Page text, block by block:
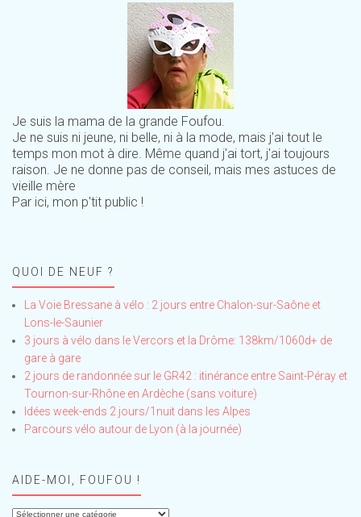
Je suis la mama de la grande Foufou.
Je ne suis ni jeune, ni belle, ni à la mode, mais j'ai tout le
temps mon mot à dire. Même quand j'ai tort, j'ai toujours
raison. Je ne donne pas de conseil, mais mes astuces de
vieille mère
Par ici, mon p'tit public !
QUOI DE NEUF ?
La Voie Bressane à vélo : 2 jours entre Chalon-sur-Saône et
Lons-le-Saunier
3 jours à vélo dans le Vercors et la Drôme: 138km/1060d+ de
gare à gare
2 jours de randonnée sur le GR42 : itinérance entre Saint-Péray et
Tournon-sur-Rhône en Ardèche (sans voiture)
Idées week-ends 2 jours/1nuit dans les Alpes
Parcours vélo autour de Lyon (à la journée)
AIDE-MOI, FOUFOU !
Aide-